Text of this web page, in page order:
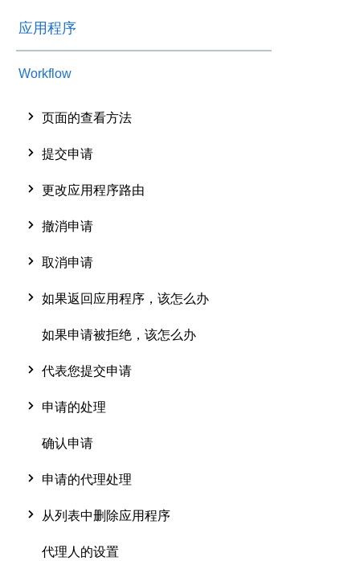
应用程序
Workflow
页面的查看方法
提交申请
更改应用程序路由
撤消申请
取消申请
如果返回应用程序，该怎么办
如果申请被拒绝，该怎么办
代表您提交申请
申请的处理
确认申请
申请的代理处理
从列表中删除应用程序
代理人的设置